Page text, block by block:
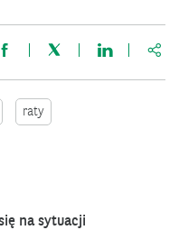
raty
na sytuacji